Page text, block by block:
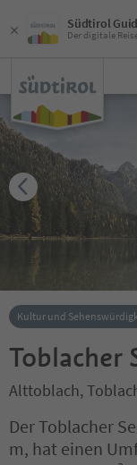
Südtirol
Der digitale
Kultur und
Toblacher
Alttoblach,
Der Toblacher
m, hat einen